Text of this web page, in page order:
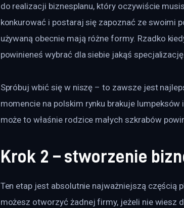
do realizacji biznesplanu, który oczywiście
konkurować i postaraj się zapoznać ze swoimi
używaną obecnie mają różne formy. Rzadko
powinieneś wybrać dla siebie jakąś specjalizację.
Spróbuj wbić się w niszę – to zawsze jest
momencie na polskim rynku brakuje
może to właśnie rodzice małych szkrabów
Krok 2 – stworzenie
Ten etap jest absolutnie najważniejszą częścią
możesz otworzyć żadnej firmy, jeżeli nie wiesz